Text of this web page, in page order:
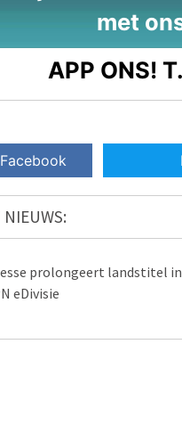
met
APP ONS! T.
prolongeert landstitel in
eDivisie